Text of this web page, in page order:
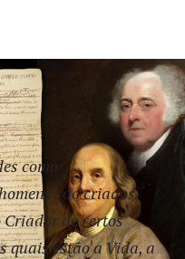
como
são criados
de certos
quais estão a Vida, a